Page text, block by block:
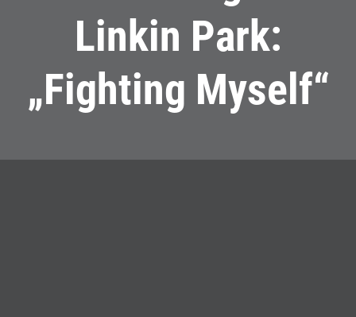
Linkin Park:
„Fighting Myself“